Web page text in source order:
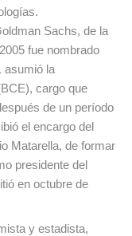
Sachs, de la
fue nombrado
asumió la
cargo que
de un período
el encargo del
Matarella, de formar
presidente del
en octubre de
y estadista,